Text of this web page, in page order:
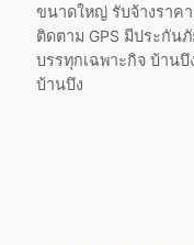
ขนาดใหญ่ รับจ้างราค
ติดตาม GPS มีประกัน
บรรทุกเฉพาะกิจ บ้าน
บ้านบึง